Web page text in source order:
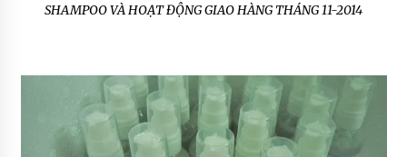
SHAMPOO VÀ HOẠT ĐỘNG GIAO HÀNG THÁNG 11-2014